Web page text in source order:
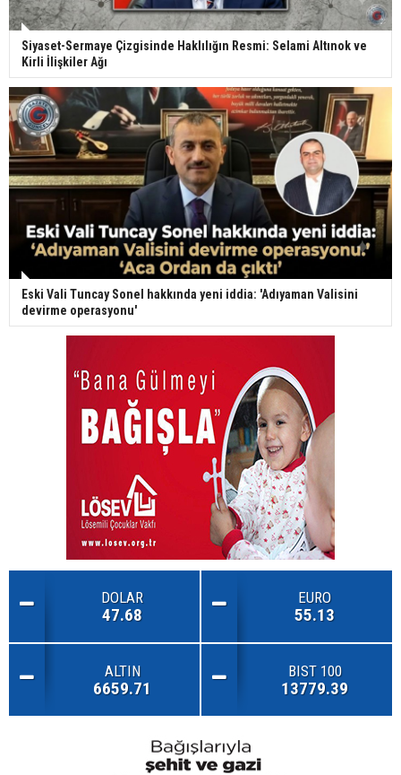
Siyaset-Sermaye Çizgisinde Haklılığın Resmi: Selami Altınok ve
Kirli İlişkiler Ağı
Eski Vali Tuncay Sonel hakkında yeni iddia: 'Adıyaman Valisini
devirme operasyonu'
DOLAR
47.68
EURO
55.13
ALTIN
6659.71
BIST 100
13779.39